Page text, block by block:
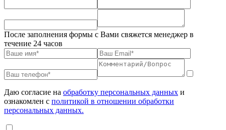
После заполнения формы с Вами свяжется менеджер в
течение 24 часов
Даю согласие на обработку персональных данных и
ознакомлен с политикой в отношении обработки
персональных данных.